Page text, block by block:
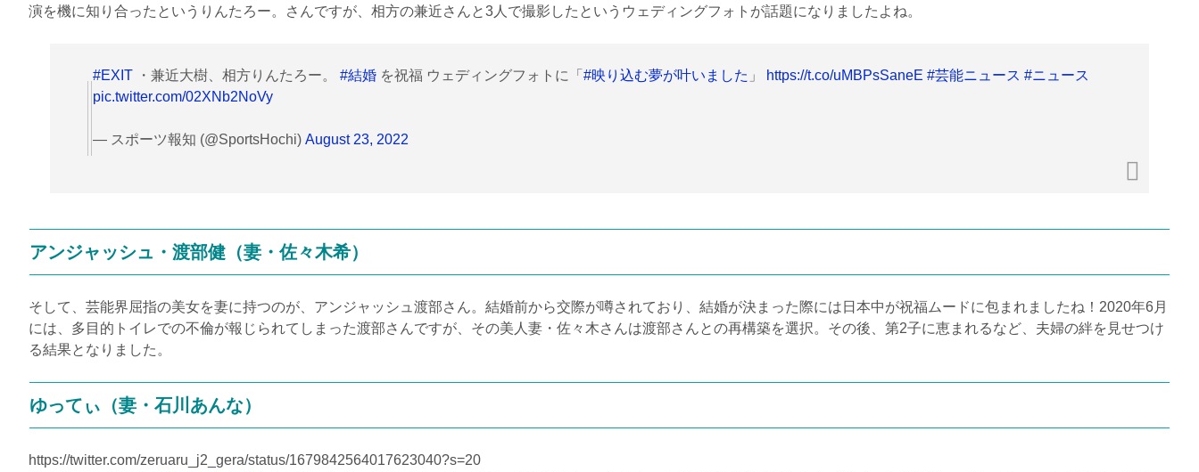
演を機に知り合ったというりんたろー。さんですが、相方の兼近さんと3 人で撮影したというウェディングフォトが話題になりましたよね。
#EXIT ・兼近大樹、相方りんたろー。 #結婚 を祝福 ウェディングフォトに「 #映り込む夢が叶いました 」 https://t.co/uMBPsSaneE #芸能ニュース #ニュース
pic.twitter.com/02XNb2NoVy
— スポーツ報知 (@SportsHochi) August 23, 2022
アンジャッシュ・渡部健（妻・佐々木希）
そして、芸能界屈指の美女を妻に持つのが、アンジャッシュ渡部さん。結婚前から交際が噂されており、結婚が決まった際には日本中が祝福ムードに包まれましたね！ 2020年6月
には、多目的トイレでの不倫が報じられてしまった渡部さんですが、その美人妻・佐々木さんは渡部さんとの再構築を選択。その後、第2子に恵まれるなど、夫婦の絆を見せつけ
る結果となりました。
ゆってぃ（妻・石川あんな）
https://twitter.com/zeruaru_j2_gera/status/1679842564017623040?s=20